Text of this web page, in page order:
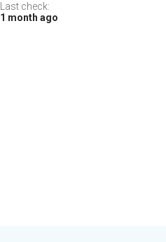
Last check:
1 month ago